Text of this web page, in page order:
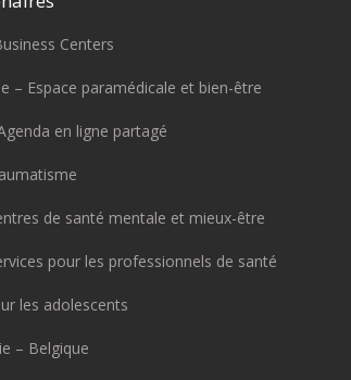
Centers
– Espace paramédicale et bien-être
en ligne partagé
de santé mentale et mieux-être
pour les professionnels de santé
les adolescents
– Belgique